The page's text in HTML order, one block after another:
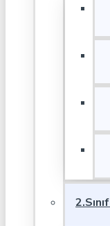
2.Sınıf